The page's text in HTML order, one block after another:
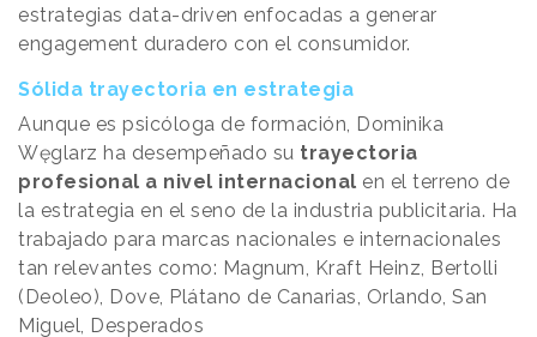
estrategias data-driven enfocadas a generar
engagement duradero con el consumidor.
Sólida trayectoria en estrategia
Aunque es psicóloga de formación, Dominika
Węglarz ha desempeñado su trayectoria
profesional a nivel internacional en el terreno de
la estrategia en el seno de la industria publicitaria. Ha
trabajado para marcas nacionales e internacionales
tan relevantes como: Magnum, Kraft Heinz, Bertolli
(Deoleo), Dove, Plátano de Canarias, Orlando, San
Miguel, Desperados